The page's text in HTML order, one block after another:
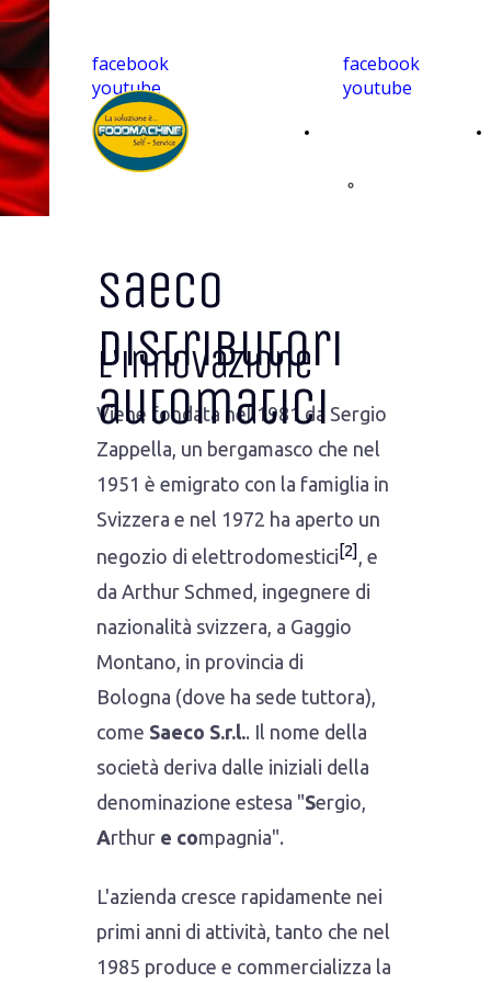
facebook
youtube
facebook
youtube
Saeco
Distributori
automatici
L'innovazione
Viene fondata nel 1981 da Sergio
Zappella, un bergamasco che nel
1951 è emigrato con la famiglia in
Svizzera e nel 1972 ha aperto un
negozio di elettrodomestici [2] , e
da Arthur Schmed, ingegnere di
nazionalità svizzera, a Gaggio
Montano, in provincia di
Bologna (dove ha sede tuttora),
come Saeco S.r.l.. Il nome della
società deriva dalle iniziali della
denominazione estesa "Sergio,
Arthur e compagnia".
L'azienda cresce rapidamente nei
primi anni di attività, tanto che nel
1985 produce e commercializza la